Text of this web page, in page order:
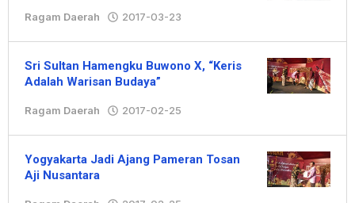
Ragam Daerah 2017-03-23
Sri Sultan Hamengku Buwono X, “Keris
Adalah Warisan Budaya”
Ragam Daerah 2017-02-25
Yogyakarta Jadi Ajang Pameran Tosan
Aji Nusantara